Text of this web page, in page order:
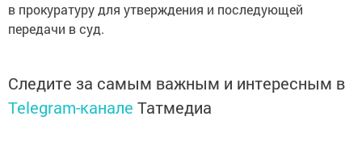
в прокуратуру для утверждения и последующей
передачи в суд.
Следите за самым важным и интересным в
Telegram-канале Татмедиа